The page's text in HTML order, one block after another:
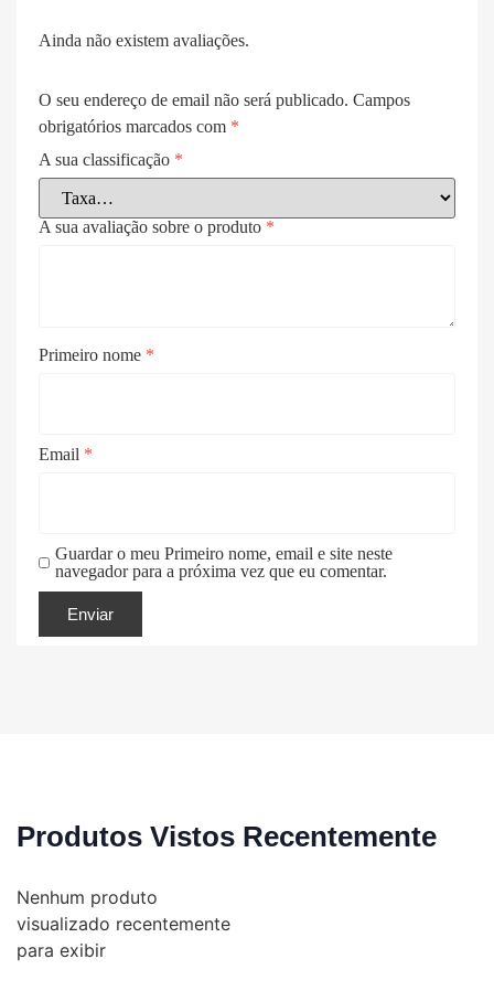
Ainda não existem avaliações.
O seu endereço de email não será publicado. Campos
obrigatórios marcados com *
A sua classificação *
A sua avaliação sobre o produto *
Primeiro nome *
Email *
Guardar o meu Primeiro nome, email e site neste
navegador para a próxima vez que eu comentar.
Produtos Vistos Recentemente
Nenhum produto
visualizado recentemente
para exibir